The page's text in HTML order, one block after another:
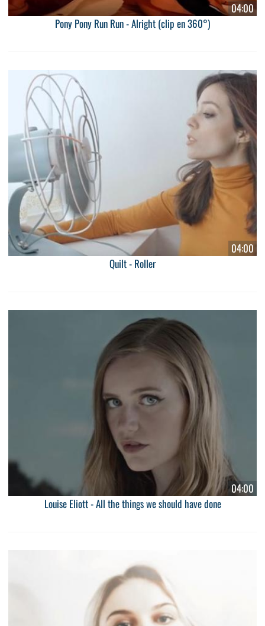
04:00
Pony Pony Run Run - Alright (clip en 360°)
04:00
Quilt - Roller
04:00
Louise Eliott - All the things we should have done